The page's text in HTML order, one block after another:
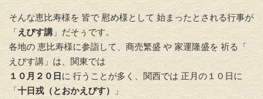
そんな恵比寿様を 皆で 慰め様として 始まったとされる行事が
「えびす講 」だそぅです。
各地の 恵比寿様に参詣して、商売繁盛 や 家運隆盛を 祈る「
えびす講」は、関東では
１０月２０日 に 行うことが多く、 関西では 正月の１０日に
「十日戎（とおかえびす）
」